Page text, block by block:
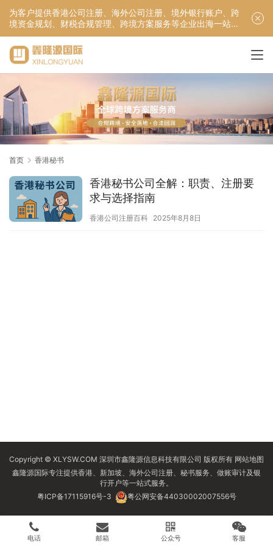
为客户提供香港公司注册、海外公司注册、境外银行账户、跨
境资金规划、财税合规管理、跨境方案服务等企业出海一站式
服务！
首页 香港秘书
香港秘书公司全解：职责、注册要
求与选择指南
香港公司注册百科 2025年8月8日
Copyright © XLYSW.COM 深圳市鑫隆源信息科技有限公司 版权所有 网站地图
鑫隆源国际专注提供香港、新加坡、海外公司注册、秘书服务、做账审计及银
行开户等一站式服务。
粤ICP备17115916号-3
粤公网安备44030002007556号
电话 邮箱 公众号 客服